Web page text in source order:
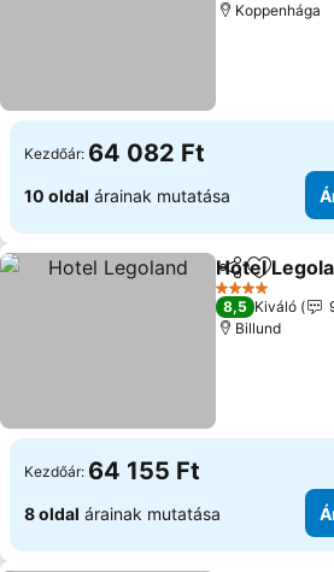
Koppenhága
Kezdőár: 64 082 Ft
10 oldal árainak mutatása
Megosztás
Hotel
4 Kategória
8,5 Kiváló
Billund
Kezdőár: 64 155 Ft
8 oldal árainak mutatása